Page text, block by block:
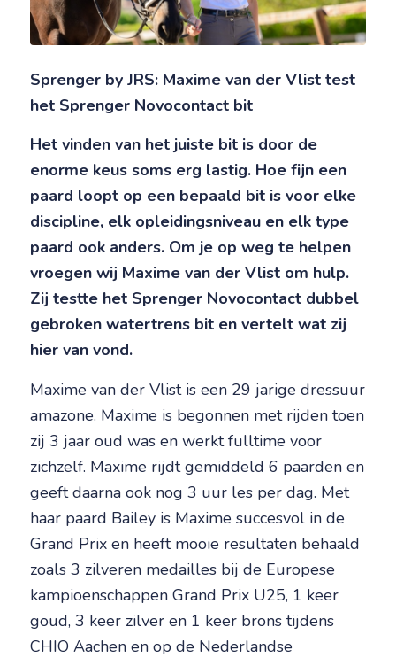
Sprenger by JRS: Maxime van der Vlist test
het Sprenger Novocontact bit
Het vinden van het juiste bit is door de
enorme keus soms erg lastig. Hoe fijn een
paard loopt op een bepaald bit is voor elke
discipline, elk opleidingsniveau en elk type
paard ook anders. Om je op weg te helpen
vroegen wij Maxime van der Vlist om hulp.
Zij testte het Sprenger Novocontact dubbel
gebroken watertrens bit en vertelt wat zij
hier van vond.
Maxime van der Vlist is een 29 jarige dressuur
amazone. Maxime is begonnen met rijden toen
zij 3 jaar oud was en werkt fulltime voor
zichzelf. Maxime rijdt gemiddeld 6 paarden en
geeft daarna ook nog 3 uur les per dag. Met
haar paard Bailey is Maxime succesvol in de
Grand Prix en heeft mooie resultaten behaald
zoals 3 zilveren medailles bij de Europese
kampioenschappen Grand Prix U25, 1 keer
goud, 3 keer zilver en 1 keer brons tijdens
CHIO Aachen en op de Nederlandse